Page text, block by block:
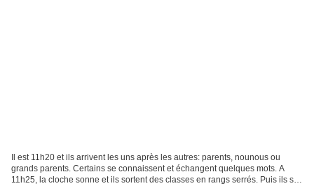
Il est 11h20 et ils arrivent les uns après les autres: parents, nounous ou
grands parents. Certains se connaissent et échangent quelques mots. A
11h25, la cloche sonne et ils sortent des classes en rangs serrés. Puis ils se